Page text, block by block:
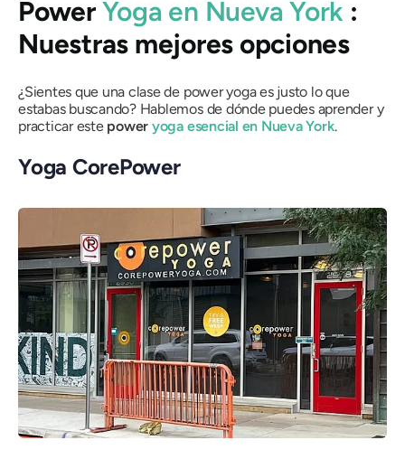
PowerYoga en Nueva York :
Nuestras mejores opciones
¿Sientes que una clase de power yoga es justo lo que
estabas buscando? Hablemos de dónde puedes aprender y
practicar este power yoga esencial en Nueva York.
Yoga CorePower